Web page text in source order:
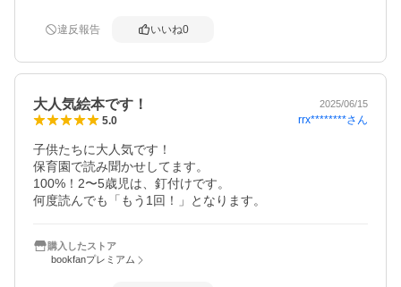
違反報告 いいね0
大人気絵本です！ 2025/06/15
5.0 rrx********さん
子供たちに大人気です！
保育園で読み聞かせしてます。
100%！2〜5歳児は、釘付けです。
購入したストア
bookfanプレミアム